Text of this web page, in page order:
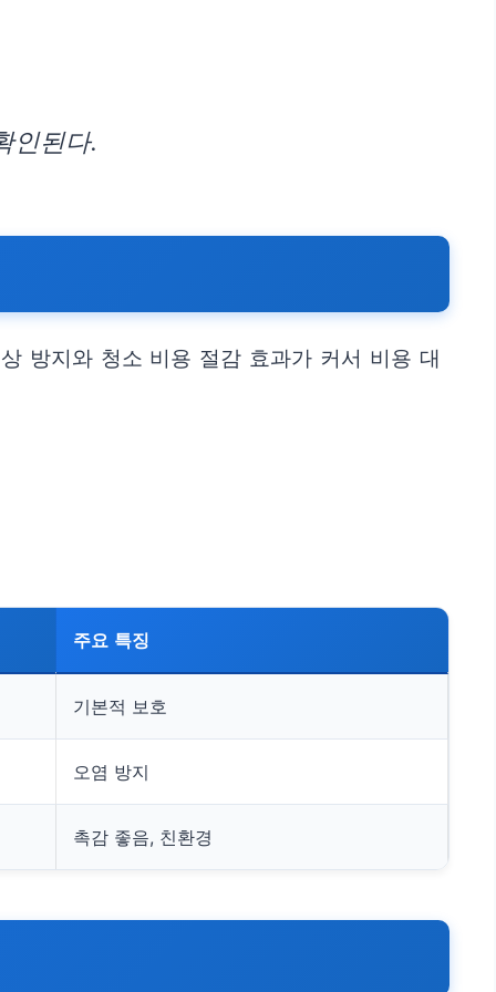
인된다.
방지와 청소 비용 절감 효과가 커서 비용 대
주요 특징
기본적 보호
오염 방지
촉감 좋음, 친환경